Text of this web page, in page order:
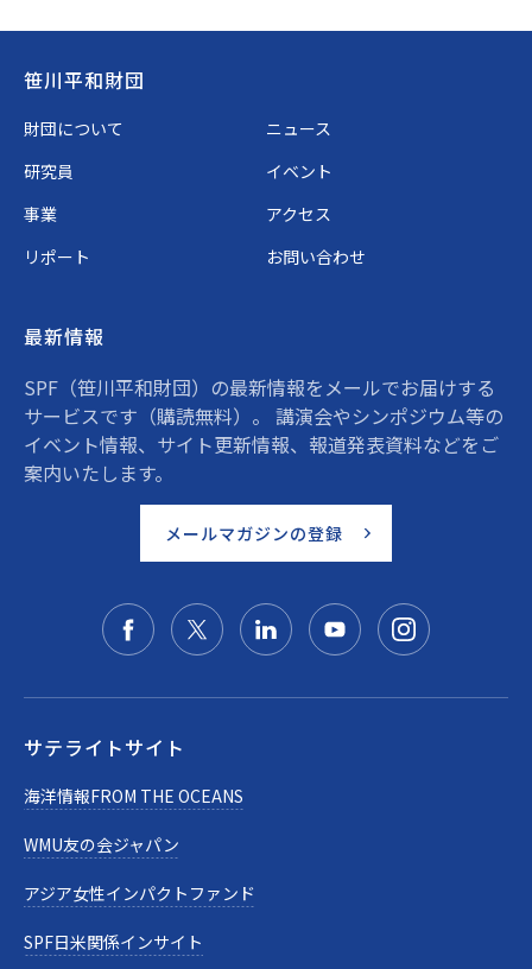
Footer
笹川平和財団
財団について
ニュース
研究員
イベント
事業
アクセス
リポート
お問い合わせ
最新情報
SPF（笹川平和財団）の最新情報をメールでお届けする
サービスです（購読無料）。 講演会やシンポジウム等の
イベント情報、サイト更新情報、報道発表資料などをご
案内いたします。
メールマガジンの登録
サテライトサイト
海洋情報FROM THE OCEANS
WMU友の会ジャパン
アジア女性インパクトファンド
SPF日米関係インサイト